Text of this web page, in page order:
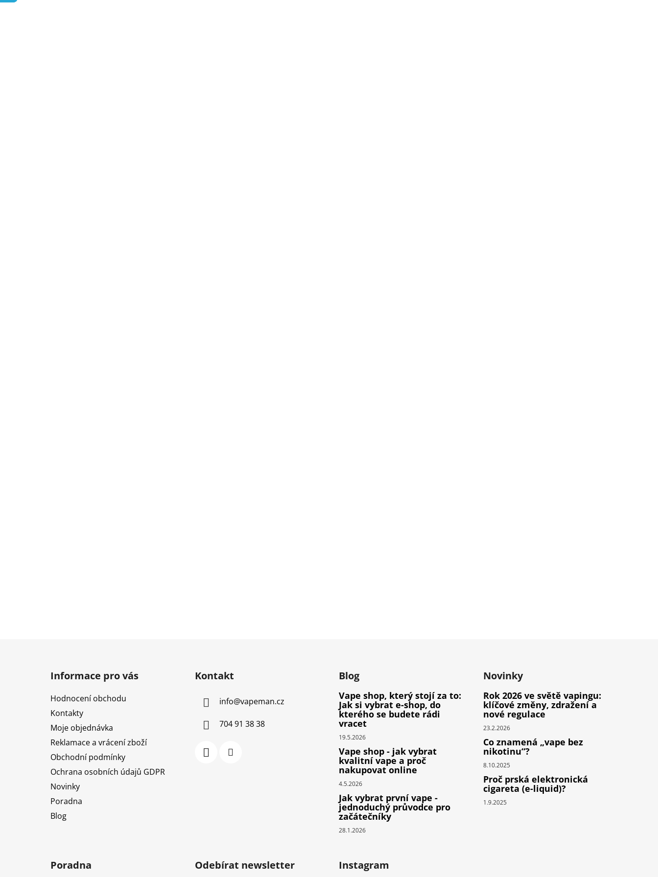
Informace pro vás
Hodnocení obchodu
Kontakty
Moje objednávka
Reklamace a vrácení zboží
Obchodní podmínky
Ochrana osobních údajů GDPR
Novinky
Poradna
Blog
Kontakt
info@vapeman.cz
704 91 38 38
Blog
Vape shop, který stojí za to:
Jak si vybrat e-shop, do
kterého se budete rádi
vracet
19.5.2026
Vape shop - jak vybrat
kvalitní vape a proč
nakupovat online
4.5.2026
Jak vybrat první vape -
jednoduchý průvodce pro
začátečníky
28.1.2026
Novinky
Rok 2026 ve světě vapingu:
klíčové změny, zdražení a
nové regulace
23.2.2026
Co znamená „vape bez
nikotinu“?
8.10.2025
Proč prská elektronická
cigareta (e-liquid)?
1.9.2025
Poradna Odebírat newsletter Instagram